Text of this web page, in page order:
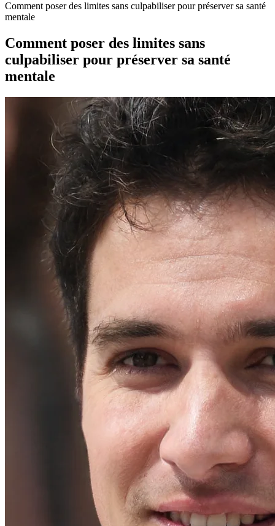
Comment poser des limites sans culpabiliser pour préserver sa santé
mentale
Comment poser des limites sans
culpabiliser pour préserver sa santé
mentale